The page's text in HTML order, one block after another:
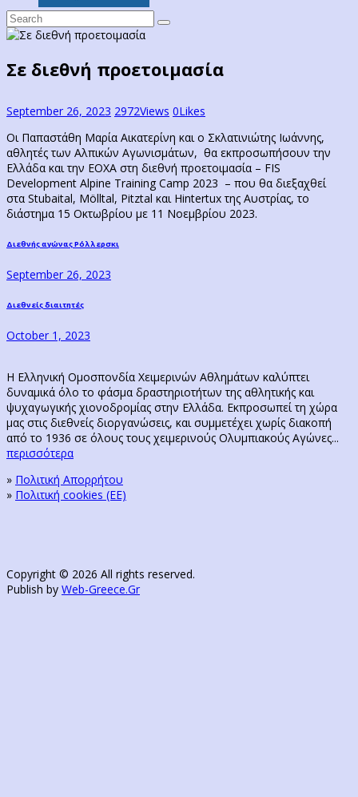
Σε διεθνή προετοιμασία
September 26, 2023 2972Views 0Likes
Οι Παπαστάθη Μαρία Αικατερίνη και ο Σκλατινιώτης Ιωάννης,
αθλητές των Αλπικών Αγωνισμάτων, θα εκπροσωπήσουν την
Ελλάδα και την ΕΟΧΑ στη διεθνή προετοιμασία – FIS
Development Alpine Training Camp 2023 – που θα διεξαχθεί
στα Stubaital, Mölltal, Pitztal και Hintertux της Αυστρίας, το
διάστημα 15 Οκτωβρίου με 11 Νοεμβρίου 2023.
Post
navigation
Previous
Διεθνής αγώνας Ρόλλερσκι
September 26, 2023
Next
Διεθνείς διαιτητές
October 1, 2023
Η Ελληνική Ομοσπονδία Χειμερινών Αθλημάτων καλύπτει
δυναμικά όλο το φάσμα δραστηριοτήτων της αθλητικής και
ψυχαγωγικής χιονοδρομίας στην Ελλάδα. Εκπροσωπεί τη χώρα
μας στις διεθνείς διοργανώσεις, και συμμετέχει χωρίς διακοπή
από το 1936 σε όλους τους χειμερινούς Ολυμπιακούς Αγώνες...
περισσότερα
» Πολιτική Απορρήτου
» Πολιτική cookies (ΕΕ)
Copyright © 2026 All rights reserved.
Publish by Web-Greece.Gr